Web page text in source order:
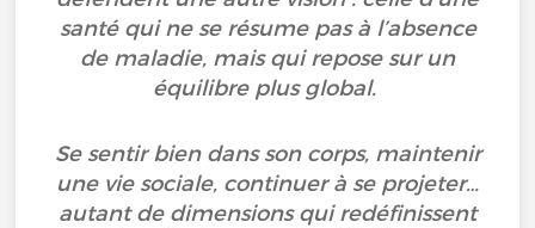
santé qui ne se résume pas à l’absence
de maladie, mais qui repose sur un
équilibre plus global.
Se sentir bien dans son corps, maintenir
une vie sociale, continuer à se projeter…
autant de dimensions qui redéfinissent